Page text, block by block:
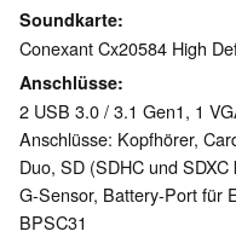
Soundkarte
Conexant Cx20584 High
Anschlüsse
2 USB 3.0 / 3.1 Gen1, 1
Anschlüsse: Kopfhörer,
Duo, SD (SDHC und
G-Sensor, Battery-Port für
BPSC31